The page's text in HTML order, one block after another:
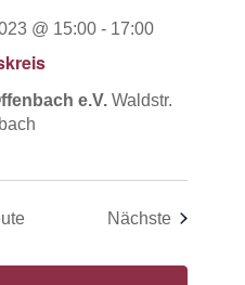
@ 15:00 - 17:00
e.V.Waldstr.
Nächste